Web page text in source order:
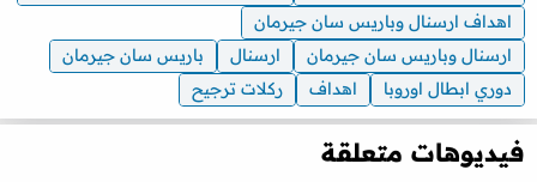
اهداف ارسنال وباريس سان جيرمان
ارسنال وباريس سان جيرمان
ارسنال
باريس سان جيرمان
دوري ابطال اوروبا
اهداف ركلات ترجيح
فيديوهات متعلقة